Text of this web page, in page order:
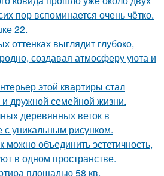
пор вспоминается очень чётко.
22.
оттенках выглядит глубоко,
создавая атмосферу уюта и
этой квартиры стал
дружной семейной жизни.
деревянных веток в
с уникальным рисунком.
можно объединить эстетичность,
в одном пространстве.
площадью 58 кв.